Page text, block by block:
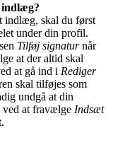
indlæg?
indlæg, skal du først
under din profil.
Tilføj signaturnår
at der altid skal
at gå ind i Rediger
skal tilføjes som
undgå at din
ved at fravælge Indsæt